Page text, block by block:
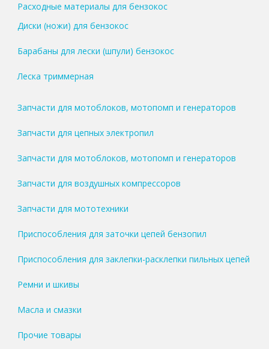
Расходные материалы для бензокос
Диски (ножи) для бензокос
Барабаны для лески (шпули) бензокос
Леска триммерная
Запчасти для мотоблоков, мотопомп и генераторов
Запчасти для цепных электропил
Запчасти для мотоблоков, мотопомп и генераторов
Запчасти для воздушных компрессоров
Запчасти для мототехники
Приспособления для заточки цепей бензопил
Приспособления для заклепки-расклепки пильных цепей
Ремни и шкивы
Масла и смазки
Прочие товары